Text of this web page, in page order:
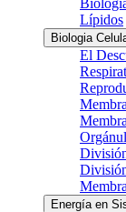
Lípidos
Biologia
El
Energía en